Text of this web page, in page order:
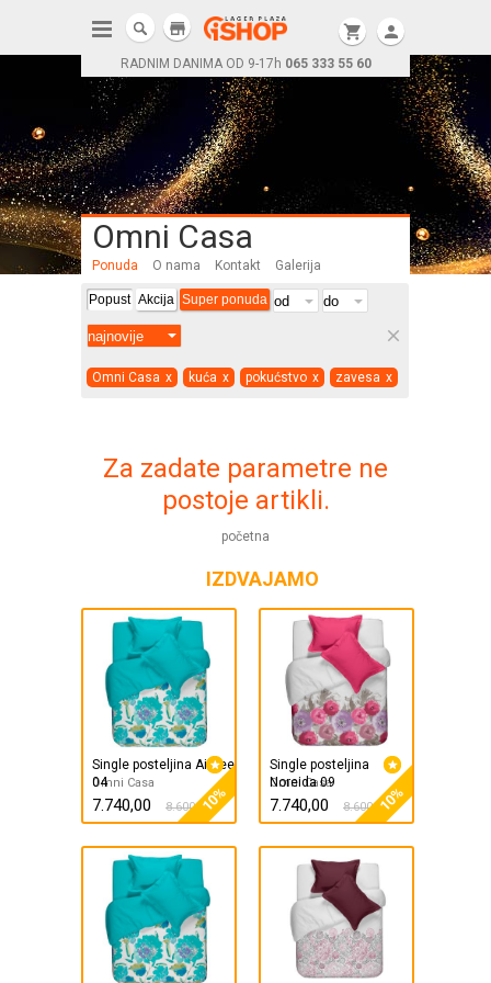
RADNIM DANIMA OD 9-17h 065 333 55 60
shopping_cart person
store
Omni Casa
Ponuda O nama Kontakt Galerija
Popust Akcija Super ponuda
clear
Omni Casa x kuća x pokućstvo x zavesa x
Za zadate parametre ne
postoje artikli.
početna
IZDVAJAMO
Single posteljina Aimee
04
Omni Casa
7.740,00 8.600,0010%
Single posteljina
Noreida 09
Omni Casa
7.740,00 8.600,0010%